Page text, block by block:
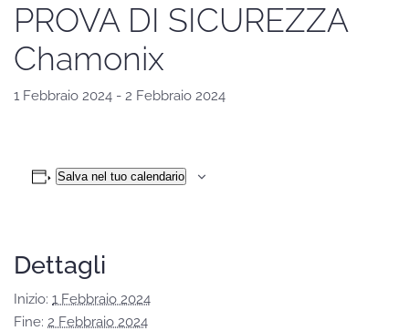
PROVA DI SICUREZZA
Chamonix
1 Febbraio 2024 - 2 Febbraio 2024
Salva nel tuo calendario
Dettagli
Inizio: 1 Febbraio 2024
Fine: 2 Febbraio 2024